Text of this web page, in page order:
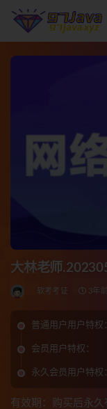
大林老师
软考考证 3年前
普通用户用户特权
会员用户特权：
永久会员用户特权
有效期：购买后永久